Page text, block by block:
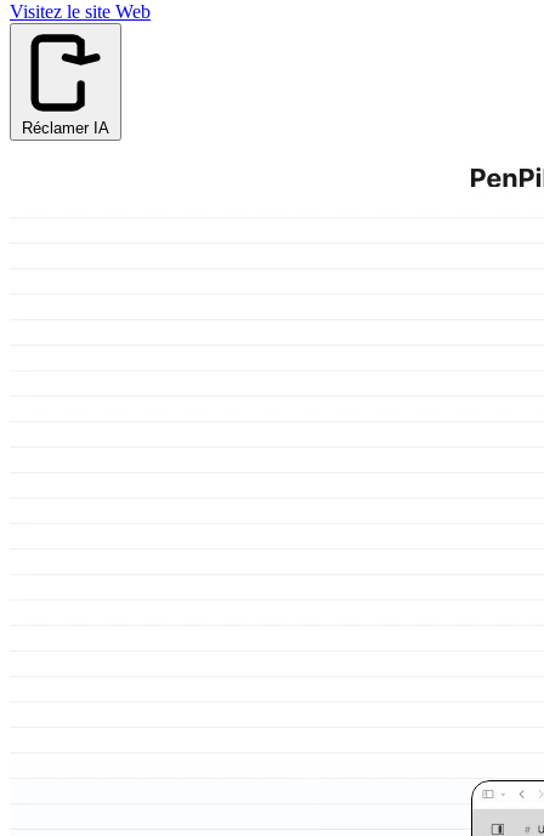
Visitez le site Web
Réclamer IA